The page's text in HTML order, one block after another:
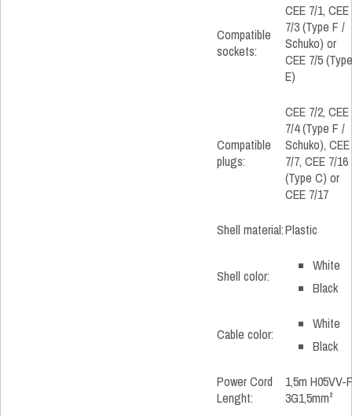
Compatible
sockets:
CEE 7/1, CEE
7/3 (Type F /
Schuko) or
CEE 7/5 (Type
E)
Compatible
plugs:
CEE 7/2, CEE
7/4 (Type F /
Schuko), CEE
7/7, CEE 7/16
(Type C) or
CEE 7/17
Shell material:Plastic
Shell color:
White
Black
Cable color:
White
Black
Power Cord
Lenght:
1,5m H05VV-F
3G1,5mm²